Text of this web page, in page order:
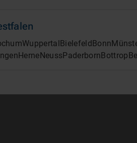
WuppertalBielefeldBonn
HerneNeussPaderbornBottrop